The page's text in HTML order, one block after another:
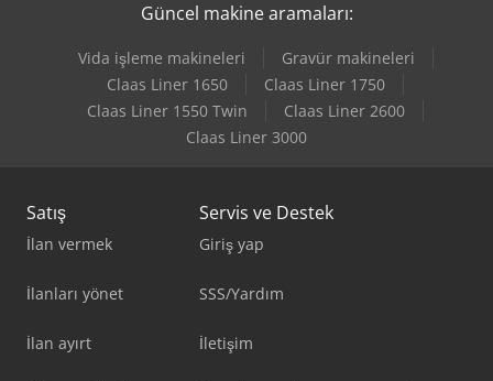
Güncel makine aramaları:
Vida işleme makineleri
Gravür makineleri
Claas Liner 1650
Claas Liner 1750
Claas Liner 1550 Twin
Claas Liner 2600
Claas Liner 3000
Satış
İlan vermek
İlanları yönet
İlan ayırt
Servis ve Destek
Giriş yap
SSS/Yardım
İletişim